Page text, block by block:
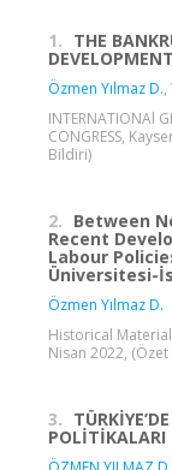
1. THE
Özmen Yılmaz D.,
INTERNATIONAl
CONGRESS,
Bildiri)
2. Between
Recent
Labour
Üniversitesi-
Özmen Yılmaz D.
Historical
Nisan 2022,
3.
POLİTİKALARI